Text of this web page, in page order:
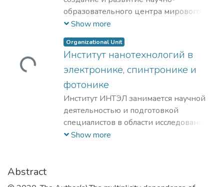
знаний; формирование у студентов
мотивации и умения учиться;
профессиональная ориентация
школьников и студентов в избранной
области знаний, формирование
способностей и навыков
профессионального самоопределения
и профессионального саморазвития.
Основными целями и задачами
Института являются:
обеспечение высококачественной
образовательного центра мирового
уровня в области ядерной физики и
технологий, радиационного
материаловедения, физики
элементарных частиц, астрофизики и
космофизики.
Show more
Loading...
Organizational Unit
Институт нанотехнологий в
электронике, спинтронике и
фотонике
Институт ИНТЭЛ занимается научной
деятельностью и подготовкой
специалистов в области исследования
физических принципов,
специального назначения, а также
Show more
Abstract